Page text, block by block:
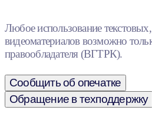
Любое использование
видеоматериалов возможно
правообладателя (ВГТРК).
Сообщить об опечатке
Обращение в техподдержку